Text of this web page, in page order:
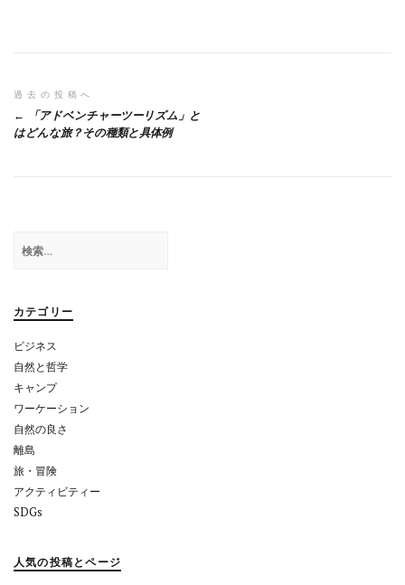
投
稿
ー
ョ
ン
過去の投稿へ
「アドベンチャーツーリズム」と
はどんな旅？その種類と具体例
索:
カテゴリー
ビジネス
自然と哲学
キャンプ
ワーケーション
自然の良さ
離島
旅・冒険
アクティビティー
SDGs
人気の投稿とページ